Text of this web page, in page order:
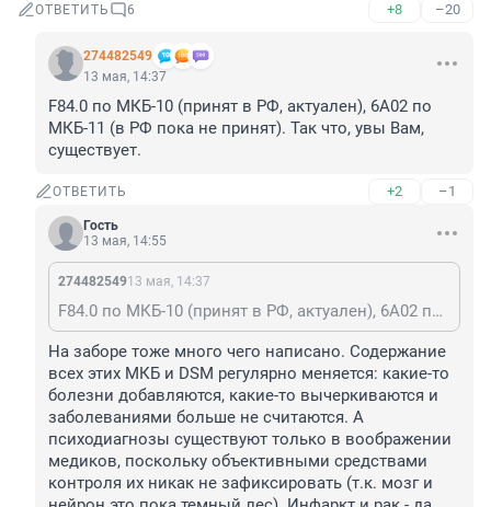
ОТВЕТИТЬ 6 +8 –20
274482549
13 мая, 14:37
F84.0 по МКБ-10 (принят в РФ, актуален), 6A02 по
МКБ-11 (в РФ пока не принят). Так что, увы Вам,
существует.
ОТВЕТИТЬ +2 –1
Гость
13 мая, 14:55
27448254913 мая, 14:37
F84.0 по МКБ-10 (принят в РФ, актуален), 6A02 по МКБ-11 (в РФ пока не принят). Так что, увы Вам, существует.
На заборе тоже много чего написано. Содержание
всех этих МКБ и DSM регулярно меняется: какие-то
болезни добавляются, какие-то вычеркиваются и
заболеваниями больше не считаются. А
психодиагнозы существуют только в воображении
медиков, поскольку объективными средствами
контроля их никак не зафиксировать (т.к. мозг и